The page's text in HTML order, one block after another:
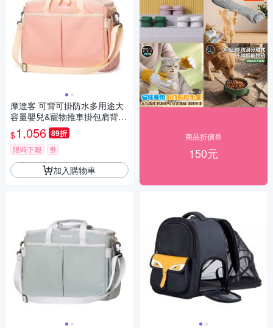
摩達客 可背可掛防水多用途大
容量嬰兒&寵物推車掛包肩背包
粉色 可手提斜背外出包多色可
選實用
$1,056 89折
限時下殺 券
加入購物車
商品折價券
150元